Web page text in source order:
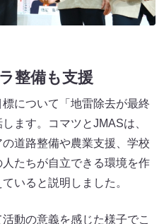
整備も支援
について「地雷除去が最終
ます。コマツとJMASは、
道路整備や農業支援、学校
たちが自立できる環境を作
いると説明しました。
動の意義を感じた様子でこ